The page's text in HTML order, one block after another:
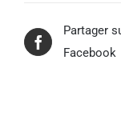
Partager
Facebook